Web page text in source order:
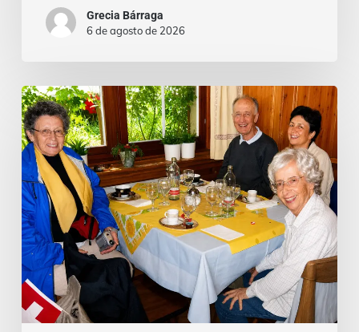
Grecia Bárraga
6 de agosto de 2026
Cardenal
Camillo
Ruini
un
«fiel
pastor»
paseando
por
los
Alpes